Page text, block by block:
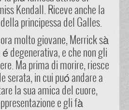
Kendall. Riceve anche la
principessa del Galles.
molto giovane, Merrick sà
degenerativa, e che non gli
Ma prima di morire, riesce
serata, in cui puó andare a
la sua amica del cuore,
e gli fà